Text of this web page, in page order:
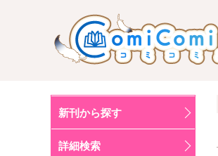
新刊から探す
詳細検索